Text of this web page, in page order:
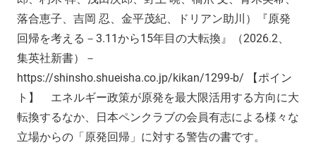
落合恵子、吉岡 忍、金平茂紀、ドリアン助川）『原発
回帰を考える－3.11から15年目の大転換』（2026.2、
集英社新書）－
https://shinsho.shueisha.co.jp/kikan/1299-b/ 【ポイン
ト】 エネルギー政策が原発を最大限活用する方向に大
転換するなか、日本ペンクラブの会員有志による様々な
立場からの「原発回帰」に対する警告の書です。